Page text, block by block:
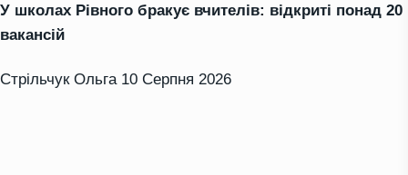
У школах Рівного бракує вчителів: відкриті понад 20
вакансій
Стрільчук Ольга 10 Серпня 2026